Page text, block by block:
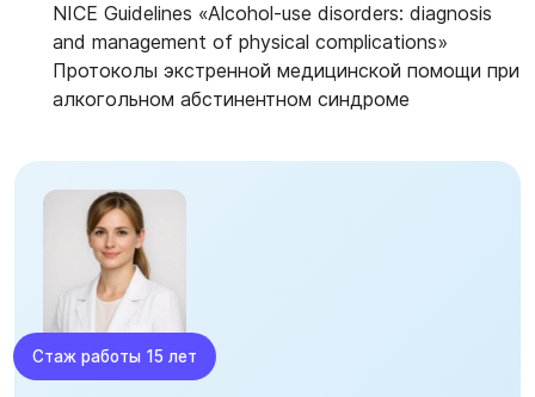
NICE Guidelines «Alcohol-use disorders: diagnosis
and management of physical complications»
Протоколы экстренной медицинской помощи при
алкогольном абстинентном синдроме
Стаж работы 15 лет